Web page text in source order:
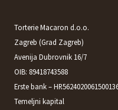
Torterie Macaron d.o.o.
Zagreb (Grad Zagreb)
Avenija Dubrovnik 16/7
OIB: 89418743588
Erste bank –
Temeljni kapital